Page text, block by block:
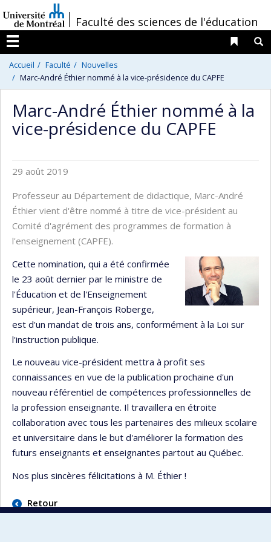
au
contenu
/Faculté des sciences de l'éducation
Menu
Liens
Accueil Faculté
Nouvelles
Marc-André Éthier nommé à la vice-présidence du CAPFE
Marc-André Éthier nommé à la
vice-présidence du CAPFE
29 août 2019
Professeur au Département de didactique, Marc-André
Éthier vient d'être nommé à titre de vice-président au
Comité d'agrément des programmes de formation à
l'enseignement (CAPFE).
Cette nomination, qui a été confirmée
le 23 août dernier par le ministre de
l'Éducation et de l'Enseignement
supérieur, Jean-François Roberge,
est d'un mandat de trois ans, conformément à la Loi sur
l'instruction publique.
Le nouveau vice-président mettra à profit ses
connaissances en vue de la publication prochaine d'un
nouveau référentiel de compétences professionnelles de
la profession enseignante. Il travaillera en étroite
collaboration avec tous les partenaires des milieux scolaire
et universitaire dans le but d'améliorer la formation des
futurs enseignants et enseignantes partout au Québec.
Nos plus sincères félicitations à M. Éthier !
Retour